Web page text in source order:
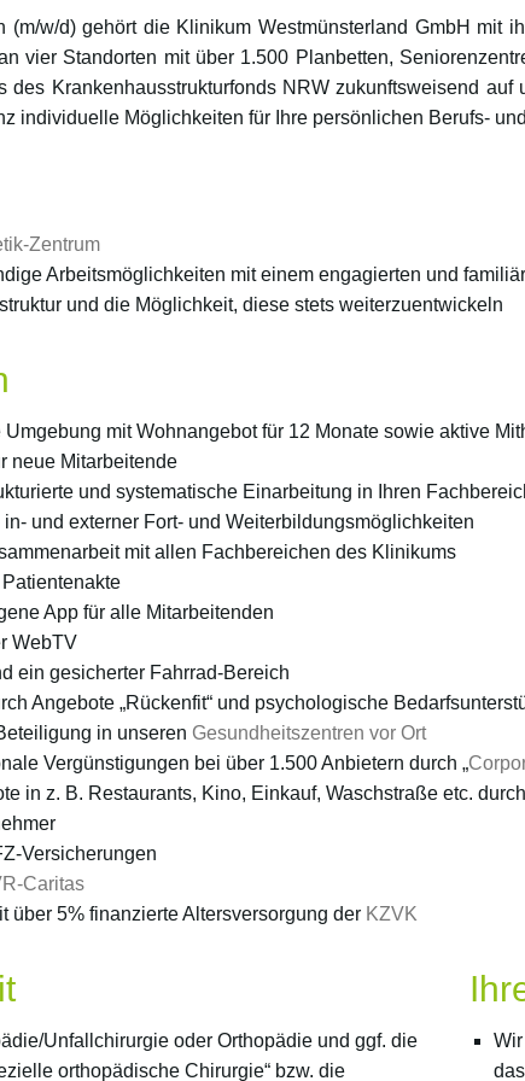
(m/w/d) gehört die Klinikum Westmünsterland GmbH mit
vier Standorten mit über 1.500 Planbetten,
des Krankenhausstrukturfonds NRW zukunftsweisend
individuelle Möglichkeiten für Ihre persönlichen Berufs-
Zentrum
Arbeitsmöglichkeiten mit einem engagierten und
und die Möglichkeit, diese stets weiterzuentwickeln
mit Wohnangebot für 12 Monate sowie aktive
neue Mitarbeitende
und systematische Einarbeitung in Ihren
und externer Fort- und Weiterbildungsmöglichkeiten
mit allen Fachbereichen des Klinikums
App für alle Mitarbeitenden
WebTV
ein gesicherter Fahrrad-Bereich
Angebote „Rückenfit“ und psychologische
in unseren Gesundheitszentren vor Ort
Vergünstigungen bei über 1.500 Anbietern durch „
in z. B. Restaurants, Kino, Einkauf, Waschstraße etc.
Versicherungen
Caritas
über 5% finanzierte Altersversorgung der KZVK
Unfallchirurgie oder Orthopädie und ggf. die
orthopädische Chirurgie“ bzw. die